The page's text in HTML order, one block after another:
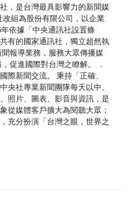
，是台灣最具影響力的新聞媒
組為股份有限公司，以企業
依據「中央通訊社設置條
有的國家通訊社，獨立超然執
報導業務，服務大眾傳播媒
促進國際對台灣之瞭解。 ．
際新聞交流。 秉持「正確、
央社專業新聞團隊每天以中、
照片、圖表、影音與資訊，是
從媒體客戶擴大為閱聽大眾；
充分扮演「台灣之眼，世界之